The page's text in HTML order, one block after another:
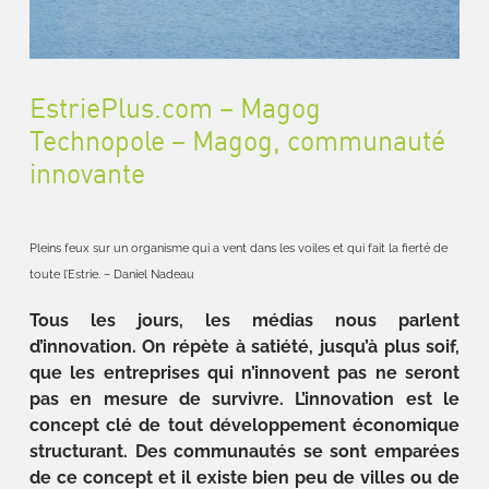
EstriePlus.com – Magog
Technopole – Magog, communauté
innovante
Pleins feux sur un organisme qui a vent dans les voiles et qui fait la fierté de
toute l’Estrie. – Daniel Nadeau
Tous les jours, les médias nous parlent
d’innovation. On répète à satiété, jusqu’à plus soif,
que les entreprises qui n’innovent pas ne seront
pas en mesure de survivre. L’innovation est le
concept clé de tout développement économique
structurant. Des communautés se sont emparées
de ce concept et il existe bien peu de villes ou de